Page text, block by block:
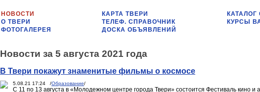
НОВОСТИ
О ТВЕРИ
ФОТОГАЛЕРЕЯ
КАРТА ТВЕРИ
ТЕЛЕФ. СПРАВОЧНИК
ДОСКА ОБЪЯВЛЕНИЙ
КАТАЛОГ
КУРСЫ
Новости за 5 августа 2021 года
В Твери покажут знаменитые фильмы о космосе
5.08.21 17:24 /Образование/
С 11 по 13 августа в «Молодежном центре города Твери» состоится Фестиваль кино